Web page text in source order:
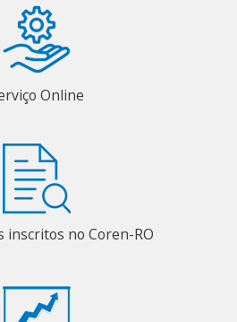
Online
inscritos no Coren-RO